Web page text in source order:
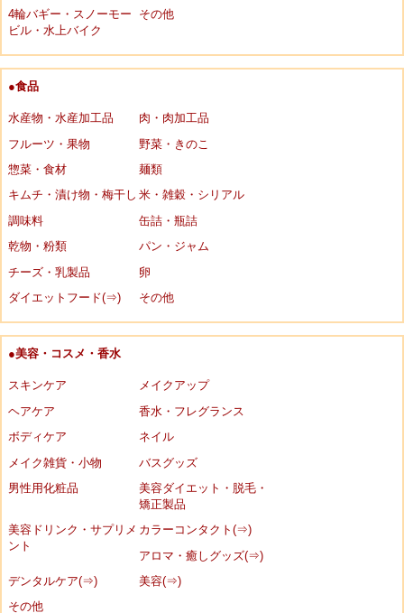
4輪バギー・スノーモー
ビル・水上バイク
その他
●食品
水産物・水産加工品
肉・肉加工品
フルーツ・果物
野菜・きのこ
惣菜・食材
麺類
キムチ・漬け物・梅干し 米・雑穀・シリアル
調味料
缶詰・瓶詰
乾物・粉類
パン・ジャム
チーズ・乳製品
卵
ダイエットフード(⇒)
その他
●美容・コスメ・香水
スキンケア
メイクアップ
ヘアケア
香水・フレグランス
ボディケア
ネイル
メイク雑貨・小物
バスグッズ
男性用化粧品
美容ダイエット・脱毛・
矯正製品
美容ドリンク・サプリメ
ント
カラーコンタクト(⇒)
アロマ・癒しグッズ(⇒)
デンタルケア(⇒)
美容(⇒)
その他